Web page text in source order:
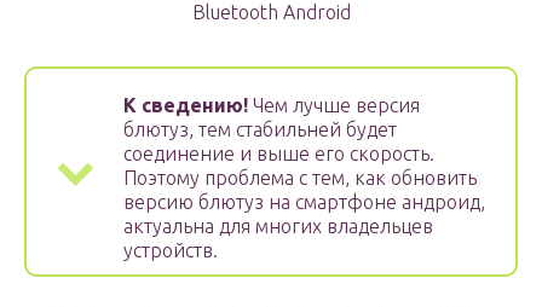
Bluetooth Android
К сведению! Чем лучше версия
блютуз, тем стабильней будет
соединение и выше его скорость.
Поэтому проблема с тем, как обновить
версию блютуз на смартфоне андроид,
актуальна для многих владельцев
устройств.